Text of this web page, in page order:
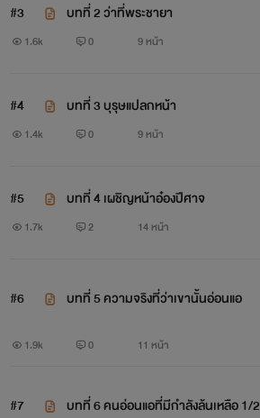
#3 บทที่ 2 ว่าที่พระชายา
1.6k 0 9 หน้า
#4 บทที่ 3 บุรุษแปลกหน้า
1.4k 0 9 หน้า
#5 บทที่ 4 เผชิญหน้าอ๋องปีศาจ
1.7k 2 14 หน้า
#6 บทที่ 5 ความจริงที่ว่าเขานั้นอ่อนแอ
1.9k 0 11 หน้า
#7 บทที่ 6 คนอ่อนแอที่มีกำลังล้นเหลือ 1/2